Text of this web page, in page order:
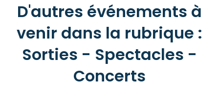
D'autres événements à
venir dans la rubrique :
Sorties - Spectacles -
Concerts